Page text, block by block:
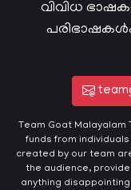
വിവിധ
Team Goat
funds from
created by our team
the audience,
anything